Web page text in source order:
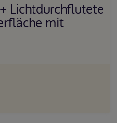
Lichtdurchflutete
mit